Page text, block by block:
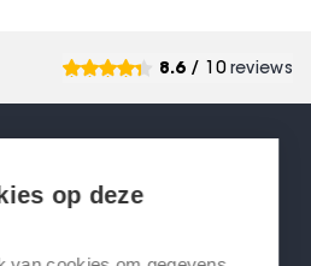
8.6/ 10 reviews
en ontvang direct een
mailbox.
op deze